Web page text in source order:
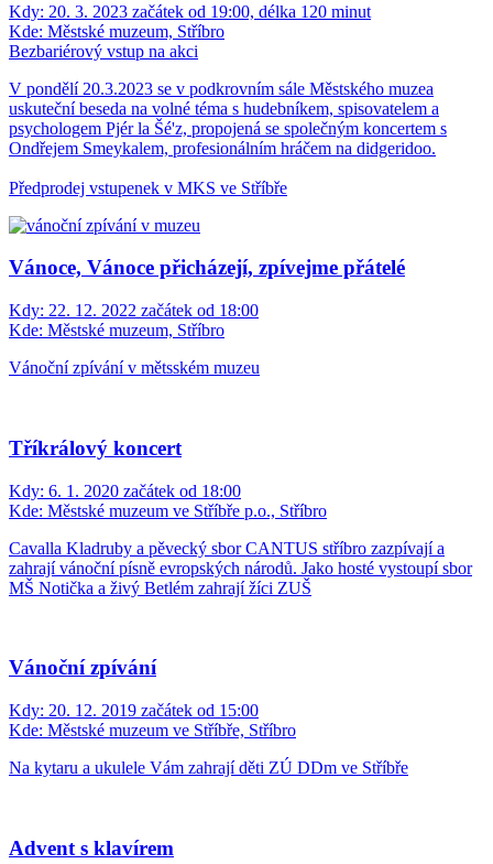
Kdy: 20. 3. 2023 začátek od 19:00, délka 120 minut
Kde: Městské muzeum, Stříbro
Bezbariérový vstup na akci
V pondělí 20.3.2023 se v podkrovním sále Městského muzea
uskuteční beseda na volné téma s hudebníkem, spisovatelem a
psychologem Pjér la Šé'z, propojená se společným koncertem s
Ondřejem Smeykalem, profesionálním hráčem na didgeridoo.
Předprodej vstupenek v MKS ve Stříbře
Vánoce, Vánoce přicházejí, zpívejme přátelé
Kdy: 22. 12. 2022 začátek od 18:00
Kde: Městské muzeum, Stříbro
Vánoční zpívání v mětsském muzeu
Tříkrálový koncert
Kdy: 6. 1. 2020 začátek od 18:00
Kde: Městské muzeum ve Stříbře p.o., Stříbro
Cavalla Kladruby a pěvecký sbor CANTUS stříbro zazpívají a
zahrají vánoční písně evropských národů. Jako hosté vystoupí sbor
MŠ Notička a živý Betlém zahrají žíci ZUŠ
Vánoční zpívání
Kdy: 20. 12. 2019 začátek od 15:00
Kde: Městské muzeum ve Stříbře, Stříbro
Na kytaru a ukulele Vám zahrají děti ZÚ DDm ve Stříbře
Advent s klavírem